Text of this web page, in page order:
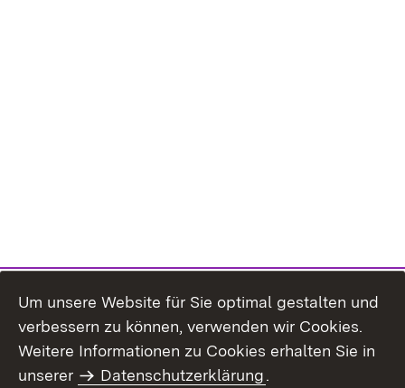
Themenübersicht
Um unsere Website für Sie optimal gestalten und
verbessern zu können, verwenden wir Cookies.
Weitere Informationen zu Cookies erhalten Sie in
unserer
Datenschutzerklärung.